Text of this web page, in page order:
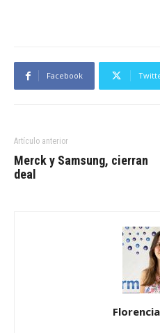
Facebook
Artículo anterior
Merck y Samsung, cierran
deal